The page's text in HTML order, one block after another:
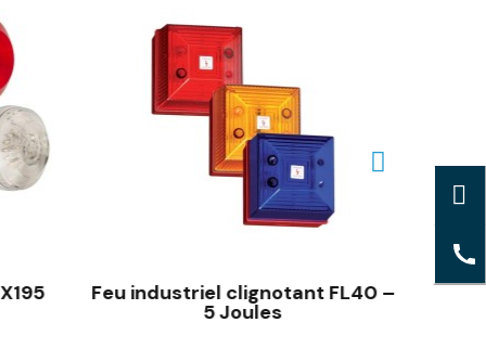
Feu industriel clignotant FL40 –
5 Joules